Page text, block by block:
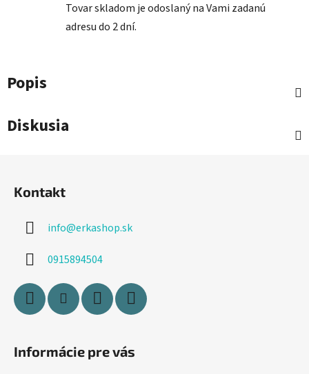
Tovar skladom je odoslaný na Vami zadanú
adresu do 2 dní.
Popis
Diskusia
Kontakt
info@erkashop.sk
0915894504
Informácie pre vás